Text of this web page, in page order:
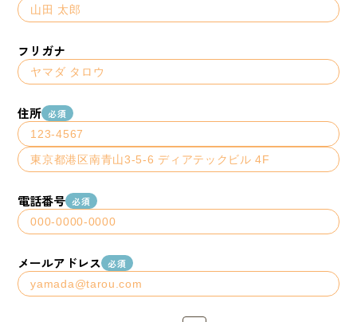
フリガナ
住所 必須
電話番号 必須
メールアドレス 必須